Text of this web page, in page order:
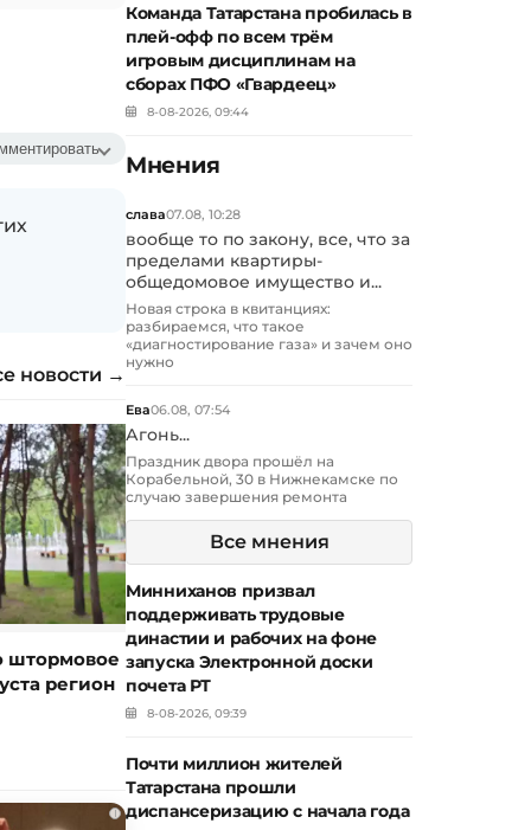
новости →
штормовое
регион
i
Команда Татарстана пробилась в
плей-офф по всем трём
игровым дисциплинам на
сборах ПФО «Гвардеец»
8-08-2026, 09:44
Мнения
слава07.08, 10:28
вообще то по закону, все, что за
пределами квартиры-
общедомовое имущество и...
Новая строка в квитанциях:
разбираемся, что такое
«диагностирование газа» и зачем оно
нужно
Ева06.08, 07:54
Агонь...
Праздник двора прошёл на
Корабельной, 30 в Нижнекамске по
случаю завершения ремонта
Все мнения
Минниханов призвал
поддерживать трудовые
династии и рабочих на фоне
запуска Электронной доски
почета РТ
8-08-2026, 09:39
Почти миллион жителей
Татарстана прошли
диспансеризацию с начала года